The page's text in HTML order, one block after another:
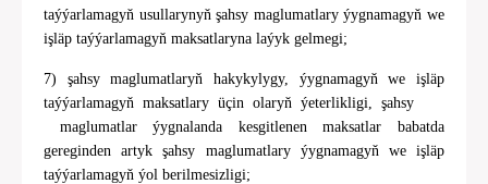
taýýarlamagyň usullarynyň şahsy maglumatlary ýygnamagyň we
işläp taýýarlamagyň maksatlaryna laýyk gelmegi;
7) şahsy maglumatlaryň hakykylygy, ýygnamagyň we işläp
taýýarlamagyň maksatlary üçin olaryň ýeterlikligi, şahsy
maglumatlar ýygnalanda kesgitlenen maksatlar babatda
gereginden artyk şahsy maglumatlary ýygnamagyň we işläp
taýýarlamagyň ýol berilmesizligi;